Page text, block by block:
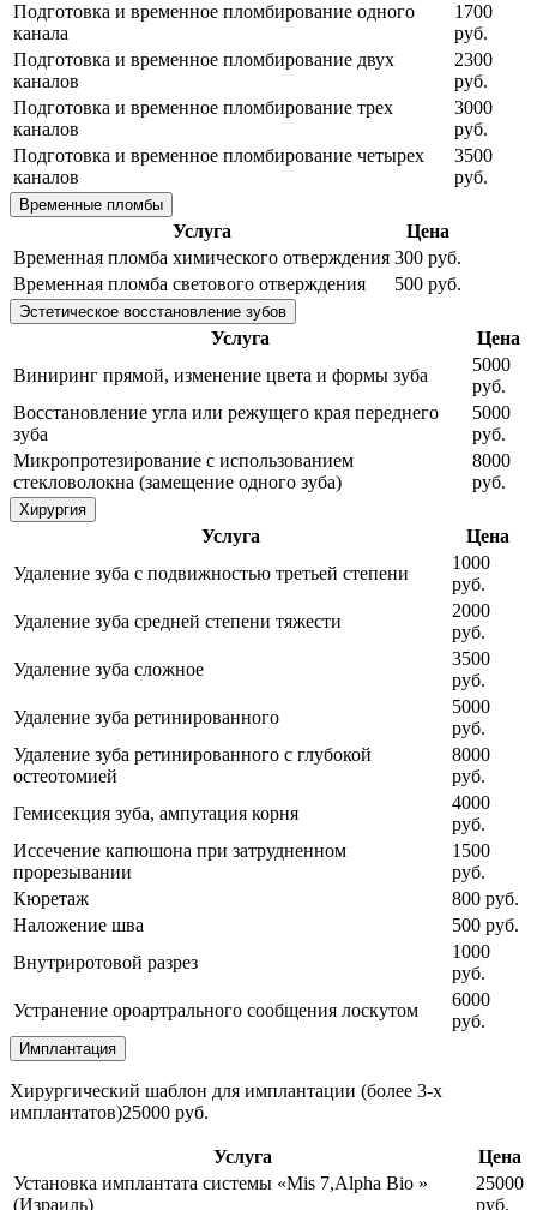
Подготовка и временное пломбирование одного
канала
1700
руб.
Подготовка и временное пломбирование двух
каналов
2300
руб.
Подготовка и временное пломбирование трех
каналов
3000
руб.
Подготовка и временное пломбирование четырех
каналов
3500
руб.
Временные пломбы
Услуга
Цена
Временная пломба химического отверждения 300 руб.
Временная пломба светового отверждения
500 руб.
Эстетическое восстановление зубов
Услуга
Цена
Виниринг прямой, изменение цвета и формы зуба
5000
руб.
Восстановление угла или режущего края переднего
зуба
5000
руб.
Микропротезирование с использованием
стекловолокна (замещение одного зуба)
8000
руб.
Хирургия
Услуга
Цена
Удаление зуба с подвижностью третьей степени
1000
руб.
Удаление зуба средней степени тяжести
2000
руб.
Удаление зуба сложное
3500
руб.
Удаление зуба ретинированного
5000
руб.
Удаление зуба ретинированного с глубокой
остеотомией
8000
руб.
Гемисекция зуба, ампутация корня
4000
руб.
Иссечение капюшона при затрудненном
прорезывании
1500
руб.
Кюретаж
800 руб.
Наложение шва
500 руб.
Внутриротовой разрез
1000
руб.
Устранение ороартрального сообщения лоскутом
6000
руб.
Имплантация
Хирургический шаблон для имплантации (более 3-х
имплантатов)25000 руб.
Услуга
Цена
Установка имплантата системы «Mis 7,Alpha Bio »
(Израиль)
25000
руб.